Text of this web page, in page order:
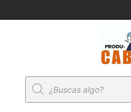
Búsqueda
de
productos